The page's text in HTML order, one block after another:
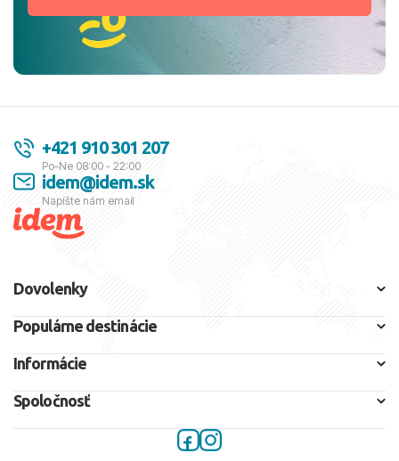
+421 910 301 207
Po-Ne 08:00 - 22:00
idem@idem.sk
Napíšte nám email
Dovolenky
Populárne destinácie
Informácie
Spoločnosť